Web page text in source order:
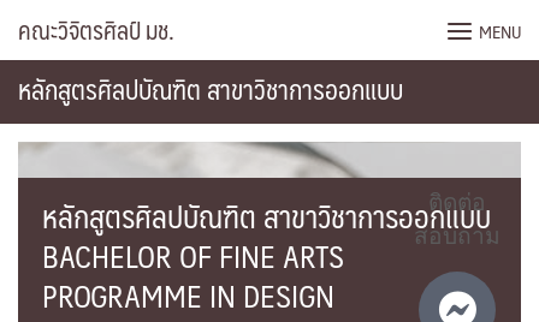
content
คณะวิจิตรศิลป์ มช. MENU
หลักสูตรศิลปบัณฑิต สาขาวิชาการออกแบบ
หลักสูตรศิลปบัณฑิต สาขาวิชาการออกแบบ
BACHELOR OF FINE ARTS
PROGRAMME IN DESIGN
ติดต่อ
สอบถาม